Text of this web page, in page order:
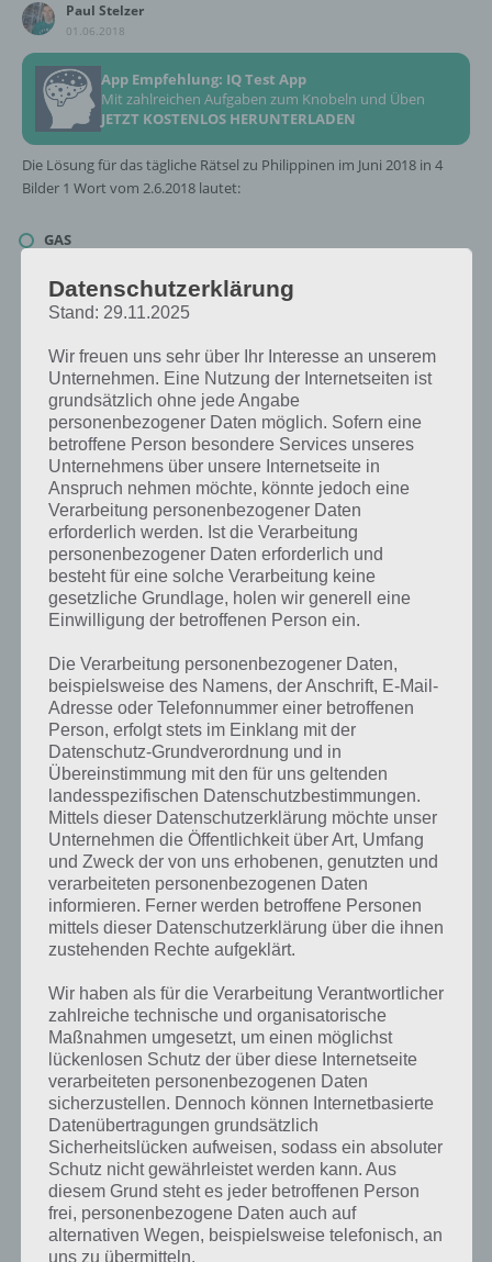
Paul Stelzer
01.06.2018
App Empfehlung: IQ Test App
Mit zahlreichen Aufgaben zum Knobeln und Üben
JETZT KOSTENLOS HERUNTERLADEN
Die Lösung für das tägliche Rätsel zu Philippinen im Juni 2018 in 4
Bilder 1 Wort vom 2.6.2018 lautet:
GAS
Zur Übersicht der4 Bilder 1 Wort Lösungen zu Philippinen im Juni
2018!
Kurze Begriffserklärung zur Lösung Gas
Gas ist die Lösung für das tägliche Rätsel am 2.6.2018 in 4 Bilder 1
dazu zu wissen? Zu bestimmten Lösungen präsentieren wir daher
auch immer eine kurze Begriffserklärung!
Zu Gas haben wir zunächst keine weiteren Informationen parat!
Auf WhatsApp teilen Teilen auf Facebook
Tweet auf Twitter
Datenschutzerklärung
Stand: 29.11.2025
Wir freuen uns sehr über Ihr Interesse an unserem
Unternehmen. Eine Nutzung der Internetseiten ist
grundsätzlich ohne jede Angabe
personenbezogener Daten möglich. Sofern eine
betroffene Person besondere Services unseres
Unternehmens über unsere Internetseite in
Anspruch nehmen möchte, könnte jedoch eine
Verarbeitung personenbezogener Daten
erforderlich werden. Ist die Verarbeitung
personenbezogener Daten erforderlich und
besteht für eine solche Verarbeitung keine
gesetzliche Grundlage, holen wir generell eine
Einwilligung der betroffenen Person ein.
Die Verarbeitung personenbezogener Daten,
beispielsweise des Namens, der Anschrift, E-Mail-
Adresse oder Telefonnummer einer betroffenen
Person, erfolgt stets im Einklang mit der
Datenschutz-Grundverordnung und in
Übereinstimmung mit den für uns geltenden
landesspezifischen Datenschutzbestimmungen.
Mittels dieser Datenschutzerklärung möchte unser
Unternehmen die Öffentlichkeit über Art, Umfang
und Zweck der von uns erhobenen, genutzten und
verarbeiteten personenbezogenen Daten
informieren. Ferner werden betroffene Personen
mittels dieser Datenschutzerklärung über die ihnen
zustehenden Rechte aufgeklärt.
Wir haben als für die Verarbeitung Verantwortlicher
zahlreiche technische und organisatorische
Maßnahmen umgesetzt, um einen möglichst
lückenlosen Schutz der über diese Internetseite
verarbeiteten personenbezogenen Daten
sicherzustellen. Dennoch können Internetbasierte
Datenübertragungen grundsätzlich
Sicherheitslücken aufweisen, sodass ein absoluter
Schutz nicht gewährleistet werden kann. Aus
diesem Grund steht es jeder betroffenen Person
frei, personenbezogene Daten auch auf
alternativen Wegen, beispielsweise telefonisch, an
uns zu übermitteln.